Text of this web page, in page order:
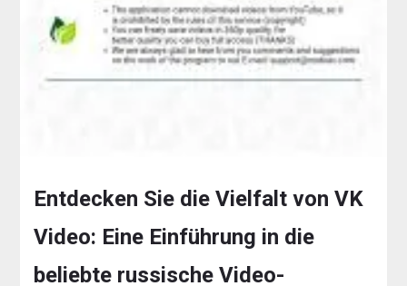
Entdecken Sie die Vielfalt von VK
Video: Eine Einführung in die
beliebte russische Video-